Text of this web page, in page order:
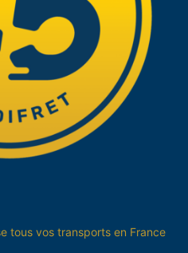
tous vos transports en France